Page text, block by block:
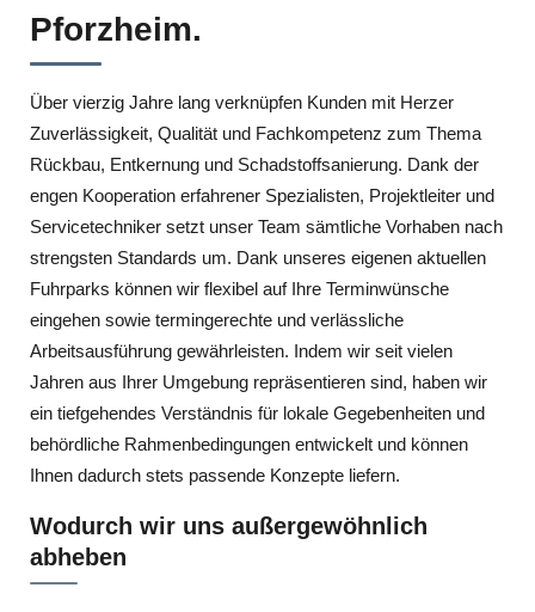
Pforzheim.
Über vierzig Jahre lang verknüpfen Kunden mit Herzer
Zuverlässigkeit, Qualität und Fachkompetenz zum Thema
Rückbau, Entkernung und Schadstoffsanierung. Dank der
engen Kooperation erfahrener Spezialisten, Projektleiter und
Servicetechniker setzt unser Team sämtliche Vorhaben nach
strengsten Standards um. Dank unseres eigenen aktuellen
Fuhrparks können wir flexibel auf Ihre Terminwünsche
eingehen sowie termingerechte und verlässliche
Arbeitsausführung gewährleisten. Indem wir seit vielen
Jahren aus Ihrer Umgebung repräsentieren sind, haben wir
ein tiefgehendes Verständnis für lokale Gegebenheiten und
behördliche Rahmenbedingungen entwickelt und können
Ihnen dadurch stets passende Konzepte liefern.
Wodurch wir uns außergewöhnlich
abheben